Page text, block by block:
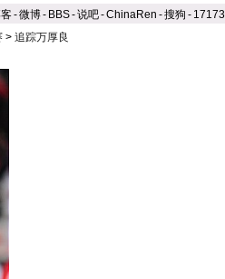
-微博- BBS-说吧-ChinaRen -搜狗 - 17173
> 追踪万厚良